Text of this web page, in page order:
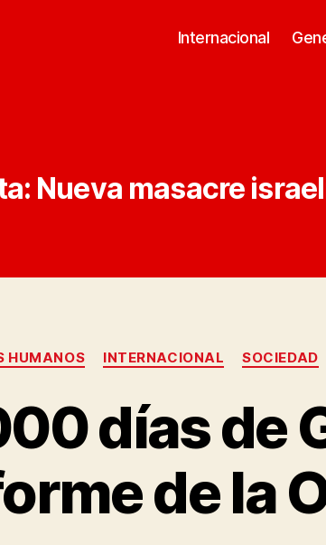
Internacional
Nueva masacre
Categorías
HUMANOS INTERNACIONAL SOCIEDAD
días de
de la